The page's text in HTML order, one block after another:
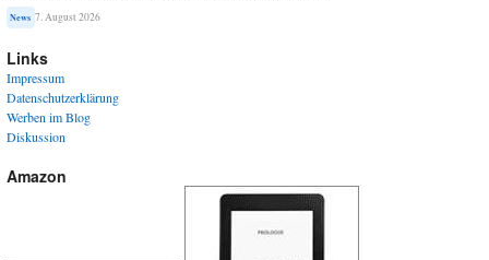
News 7. August 2026
Links
Impressum
Datenschutzerklärung
Werben im Blog
Diskussion
Amazon